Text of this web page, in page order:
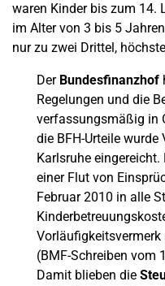
waren Kinder bis zum 14.
im Alter von 3 bis 5
nur zu zwei Drittel,
Der Bundesfinanzhof
Regelungen und die
verfassungsmäßig in
die BFH-Urteile
Karlsruhe
einer Flut von
Februar 2010 in alle
(BMF-Schreiben vom
Damit blieben die